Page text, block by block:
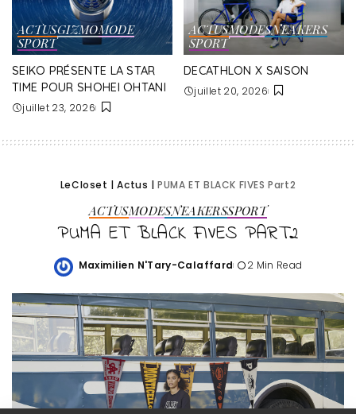
ACTUSGIZMOMODE
SPORT
SEIKO PRÉSENTE LA STAR
TIME POUR SHOHEI OHTANI
juillet 23, 2026
ACTUSMODESNEAKERS
SPORT
DECATHLON X SAISON
juillet 20, 2026
LeCloset |Actus |PUMA ET BLACK FIVES Part2
ACTUSMODESNEAKERSSPORT
PUMA ET BLACK FIVES PART2
Posted
Maximilien N'Tary-Calaffard 2 Min Read